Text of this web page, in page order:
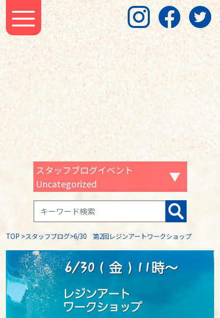
スタッフブログイベント
Uncategorized
TOP >スタッフブログ>6/30 第2回レジンアートワークショップ